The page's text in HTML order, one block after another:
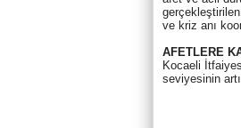
gerçekleştirilen
ve kriz anı
AFETLERE
Kocaeli
seviyesinin